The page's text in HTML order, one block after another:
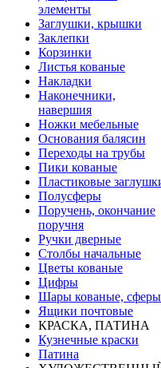
элементы
Заглушки, крышки
Заклепки
Корзинки
Листья кованые
Накладки
Наконечники,
навершия
Ножки мебельные
Основания балясин
Переходы на трубы
Пики кованые
Пластиковые
Полусферы
Поручень, окончание
поручня
Ручки дверные
Столбы начальные
Цветы кованые
Цифры
Шары кованые, сферы
Ящики почтовые
КРАСКА, ПАТИНА
Кузнечные краски
Патина